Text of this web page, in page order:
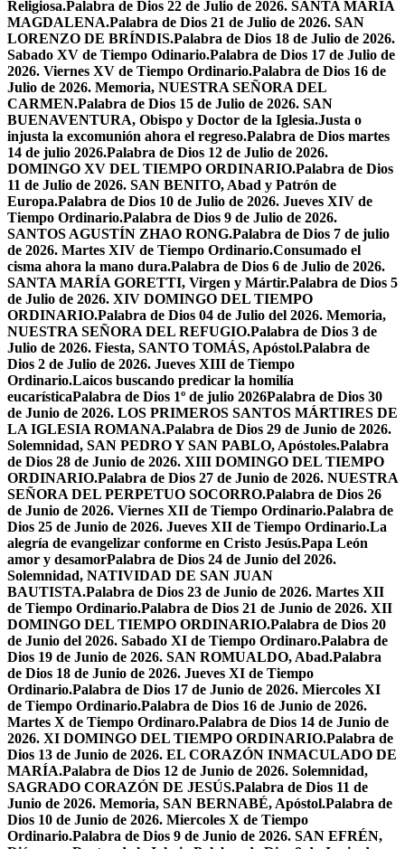
Religiosa.Palabra de Dios 22 de Julio de 2026. SANTA MARÍA
MAGDALENA.Palabra de Dios 21 de Julio de 2026. SAN
LORENZO DE BRÍNDIS.Palabra de Dios 18 de Julio de 2026.
Sabado XV de Tiempo Odinario.Palabra de Dios 17 de Julio de
2026. Viernes XV de Tiempo Ordinario.Palabra de Dios 16 de
Julio de 2026. Memoria, NUESTRA SEÑORA DEL
CARMEN.Palabra de Dios 15 de Julio de 2026. SAN
BUENAVENTURA, Obispo y Doctor de la Iglesia.Justa o
injusta la excomunión ahora el regreso.Palabra de Dios martes
14 de julio 2026.Palabra de Dios 12 de Julio de 2026.
DOMINGO XV DEL TIEMPO ORDINARIO.Palabra de Dios
11 de Julio de 2026. SAN BENITO, Abad y Patrón de
Europa.Palabra de Dios 10 de Julio de 2026. Jueves XIV de
Tiempo Ordinario.Palabra de Dios 9 de Julio de 2026.
SANTOS AGUSTÍN ZHAO RONG.Palabra de Dios 7 de julio
de 2026. Martes XIV de Tiempo Ordinario.Consumado el
cisma ahora la mano dura.Palabra de Dios 6 de Julio de 2026.
SANTA MARÍA GORETTI, Virgen y Mártir.Palabra de Dios 5
de Julio de 2026. XIV DOMINGO DEL TIEMPO
ORDINARIO.Palabra de Dios 04 de Julio del 2026. Memoria,
NUESTRA SEÑORA DEL REFUGIO.Palabra de Dios 3 de
Julio de 2026. Fiesta, SANTO TOMÁS, Apóstol.Palabra de
Dios 2 de Julio de 2026. Jueves XIII de Tiempo
Ordinario.Laicos buscando predicar la homilía
eucarísticaPalabra de Dios 1º de julio 2026Palabra de Dios 30
de Junio de 2026. LOS PRIMEROS SANTOS MÁRTIRES DE
LA IGLESIA ROMANA.Palabra de Dios 29 de Junio de 2026.
Solemnidad, SAN PEDRO Y SAN PABLO, Apóstoles.Palabra
de Dios 28 de Junio de 2026. XIII DOMINGO DEL TIEMPO
ORDINARIO.Palabra de Dios 27 de Junio de 2026. NUESTRA
SEÑORA DEL PERPETUO SOCORRO.Palabra de Dios 26
de Junio de 2026. Viernes XII de Tiempo Ordinario.Palabra de
Dios 25 de Junio de 2026. Jueves XII de Tiempo Ordinario.La
alegría de evangelizar conforme en Cristo Jesús.Papa León
amor y desamorPalabra de Dios 24 de Junio del 2026.
Solemnidad, NATIVIDAD DE SAN JUAN
BAUTISTA.Palabra de Dios 23 de Junio de 2026. Martes XII
de Tiempo Ordinario.Palabra de Dios 21 de Junio de 2026. XII
DOMINGO DEL TIEMPO ORDINARIO.Palabra de Dios 20
de Junio del 2026. Sabado XI de Tiempo Ordinaro.Palabra de
Dios 19 de Junio de 2026. SAN ROMUALDO, Abad.Palabra
de Dios 18 de Junio de 2026. Jueves XI de Tiempo
Ordinario.Palabra de Dios 17 de Junio de 2026. Miercoles XI
de Tiempo Ordinario.Palabra de Dios 16 de Junio de 2026.
Martes X de Tiempo Ordinaro.Palabra de Dios 14 de Junio de
2026. XI DOMINGO DEL TIEMPO ORDINARIO.Palabra de
Dios 13 de Junio de 2026. EL CORAZÓN INMACULADO DE
MARÍA.Palabra de Dios 12 de Junio de 2026. Solemnidad,
SAGRADO CORAZÓN DE JESÚS.Palabra de Dios 11 de
Junio de 2026. Memoria, SAN BERNABÉ, Apóstol.Palabra de
Dios 10 de Junio de 2026. Miercoles X de Tiempo
Ordinario.Palabra de Dios 9 de Junio de 2026. SAN EFRÉN,